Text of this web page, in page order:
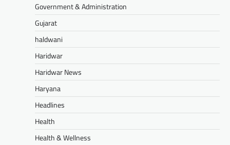
Government & Administration
Gujarat
haldwani
Haridwar
Haridwar News
Haryana
Headlines
Health
Health & Wellness